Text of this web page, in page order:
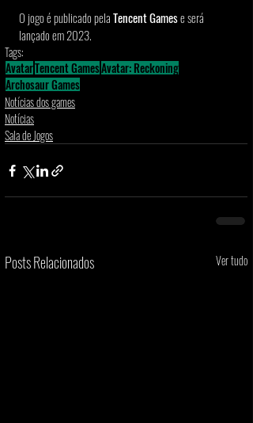
O jogo é publicado pela Tencent Games e será
lançado em 2023.
Tags:
AvatarTencent GamesAvatar: Reckoning
Archosaur Games
Notícias dos games
Notícias
Sala de Jogos
Posts Relacionados Ver tudo